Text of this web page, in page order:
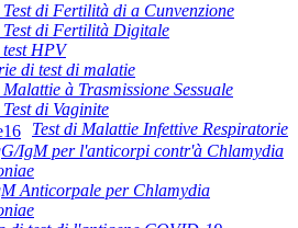
Test di Fertilità di a Cunvenzione
Test di Fertilità Digitale
HPV
di test di malatie
à Trasmissione Sessuale
di Vaginite
Test di Malattie Infettive Respiratorie
IgM per l'anticorpi contr'à Chlamydia
Anticorpale per Chlamydia